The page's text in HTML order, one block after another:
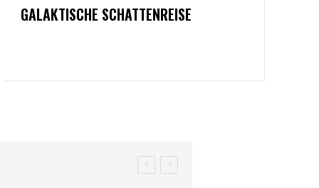
GALAKTISCHE SCHATTENREISE